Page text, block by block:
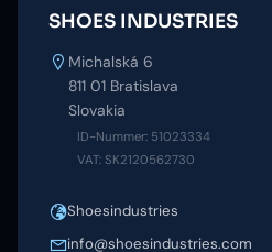
SHOES INDUSTRIES
Michalská 6
811 01 Bratislava
Slovakia
ID-Nummer: 51023334
VAT: SK2120562730
Shoesindustries
info@shoesindustries.com